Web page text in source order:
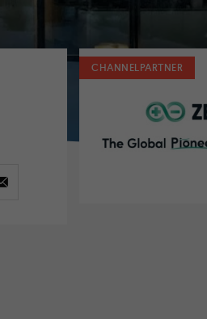
CHANNELPARTNER